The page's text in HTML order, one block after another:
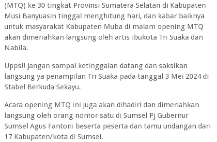
(MTQ) ke 30 tingkat Provinsi Sumatera Selatan di Kabupaten
Musi Banyuasin tinggal menghitung hari, dan kabar baiknya
untuk masyarakat Kabupaten Muba di malam opening MTQ
akan dimeriahkan langsung oleh artis ibukota Tri Suaka dan
Nabila.
Upps!! jangan sampai ketinggalan datang dan saksikan
langsung ya penampilan Tri Suaka pada tanggal 3 Mei 2024 di
Stabel Berkuda Sekayu.
Acara opening MTQ ini juga akan dihadiri dan dimeriahkan
langsung oleh orang nomor satu di Sumsel Pj Gubernur
Sumsel Agus Fantoni beserta peserta dan tamu undangan dari
17 Kabupaten/kota di Sumsel.